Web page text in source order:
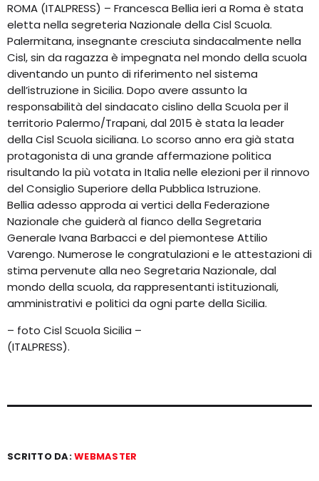
CONTACTO
ROMA (ITALPRESS) – Francesca Bellia ieri a Roma è stata
eletta nella segreteria Nazionale della Cisl Scuola.
Palermitana, insegnante cresciuta sindacalmente nella
Cisl, sin da ragazza è impegnata nel mondo della scuola
diventando un punto di riferimento nel sistema
dell’istruzione in Sicilia. Dopo avere assunto la
responsabilità del sindacato cislino della Scuola per il
territorio Palermo/Trapani, dal 2015 è stata la leader
della Cisl Scuola siciliana. Lo scorso anno era già stata
protagonista di una grande affermazione politica
risultando la più votata in Italia nelle elezioni per il rinnovo
del Consiglio Superiore della Pubblica Istruzione.
Bellia adesso approda ai vertici della Federazione
Nazionale che guiderà al fianco della Segretaria
Generale Ivana Barbacci e del piemontese Attilio
Varengo. Numerose le congratulazioni e le attestazioni di
stima pervenute alla neo Segretaria Nazionale, dal
mondo della scuola, da rappresentanti istituzionali,
amministrativi e politici da ogni parte della Sicilia.
– foto Cisl Scuola Sicilia –
(ITALPRESS).
SCRITTO DA:WEBMASTER